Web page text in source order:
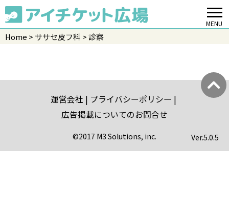
MENU
Home ササセ皮フ科 診察
運営会社
プライバシーポリシー
広告掲載についてのお問合せ
©2017 M3 Solutions, inc. Ver.5.0.5